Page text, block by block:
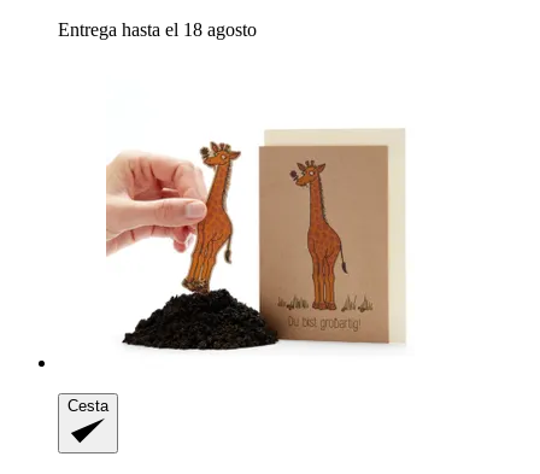
Entrega hasta el 18 agosto
Cesta